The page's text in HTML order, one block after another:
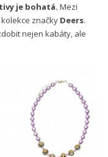
je bohatá. Mezi
značky Deers.
nejen kabáty, ale